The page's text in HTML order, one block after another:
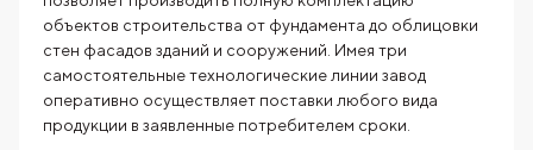
объектов строительства от фундамента до облицовки
стен фасадов зданий и сооружений. Имея три
самостоятельные технологические линии завод
оперативно осуществляет поставки любого вида
продукции в заявленные потребителем сроки.